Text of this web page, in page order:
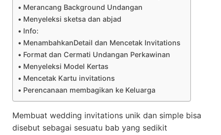
Merancang Background Undangan
Menyeleksi sketsa dan abjad
Info:
MenambahkanDetail dan Mencetak Invitations
Format dan Cermati Undangan Perkawinan
Menyeleksi Model Kertas
Mencetak Kartu invitations
Perencanaan membagikan ke Keluarga
Membuat wedding invitations unik dan simple bisa
disebut sebagai sesuatu bab yang sedikit